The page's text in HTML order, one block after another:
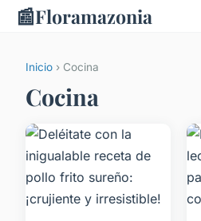
📰Floramazonia
Inicio › Cocina
Cocina